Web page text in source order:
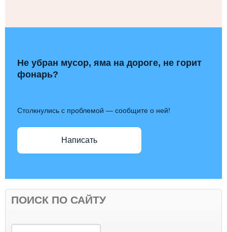
Не убран мусор, яма на дороге, не горит
фонарь?
Столкнулись с проблемой — сообщите о ней!
Написать
ПОИСК ПО САЙТУ
Поиск